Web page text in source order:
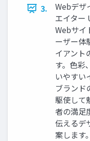
3.
Webデザ
エイター
Webサイ
ーザー体
イアント
す。色彩
いやすい
ブランド
駆使して
者の満足
伝えるデ
案します。